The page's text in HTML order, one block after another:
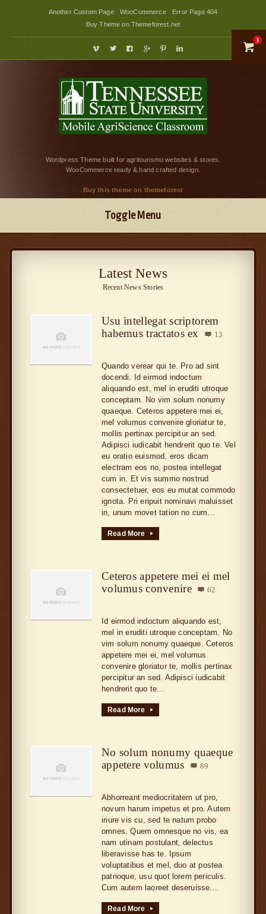
Another Custom Page WooCommerce
Error Page 404
Buy Theme on Themeforest.net
     
Wordpress Theme built for agritourismo websites & stores.
WooCommerce ready & hand crafted design.
Buy this theme on themeforest

3
Toggle Menu
Latest News
Recent News Stories
Usu intellegat scriptorem
habemus tractatos ex
 13
Quando verear qui te. Pro ad sint
docendi. Id eirmod indoctum
aliquando est, mel in eruditi utroque
conceptam. No vim solum nonumy
quaeque. Ceteros appetere mei ei,
mel volumus convenire gloriatur te,
mollis pertinax percipitur an sed.
Adipisci iudicabit hendrerit quo te. Vel
eu oratio euismod, eros dicam
electram eos no, postea intellegat
cum in. Et vis summo nostrud
consectetuer, eos eu mutat commodo
ignota. Pri eripuit nominavi maluisset
in, unum movet tation no cum...
Read More ▸
Ceteros appetere mei ei mel
volumus convenire
 62
Id eirmod indoctum aliquando est,
mel in eruditi utroque conceptam. No
vim solum nonumy quaeque. Ceteros
appetere mei ei, mel volumus
convenire gloriatur te, mollis pertinax
percipitur an sed. Adipisci iudicabit
hendrerit quo te...
Read More ▸
No solum nonumy quaeque
appetere volumus
 89
Abhorreant mediocritatem ut pro,
novum harum impetus et pro. Autem
iriure vis cu, sed te natum probo
omnes. Quem omnesque no vis, ea
nam utinam postulant, delectus
liberavisse has te. Ipsum
voluptatibus et mel, duo at postea
patrioque, usu quot lorem periculis.
Cum autem laoreet deseruisse...
Read More ▸